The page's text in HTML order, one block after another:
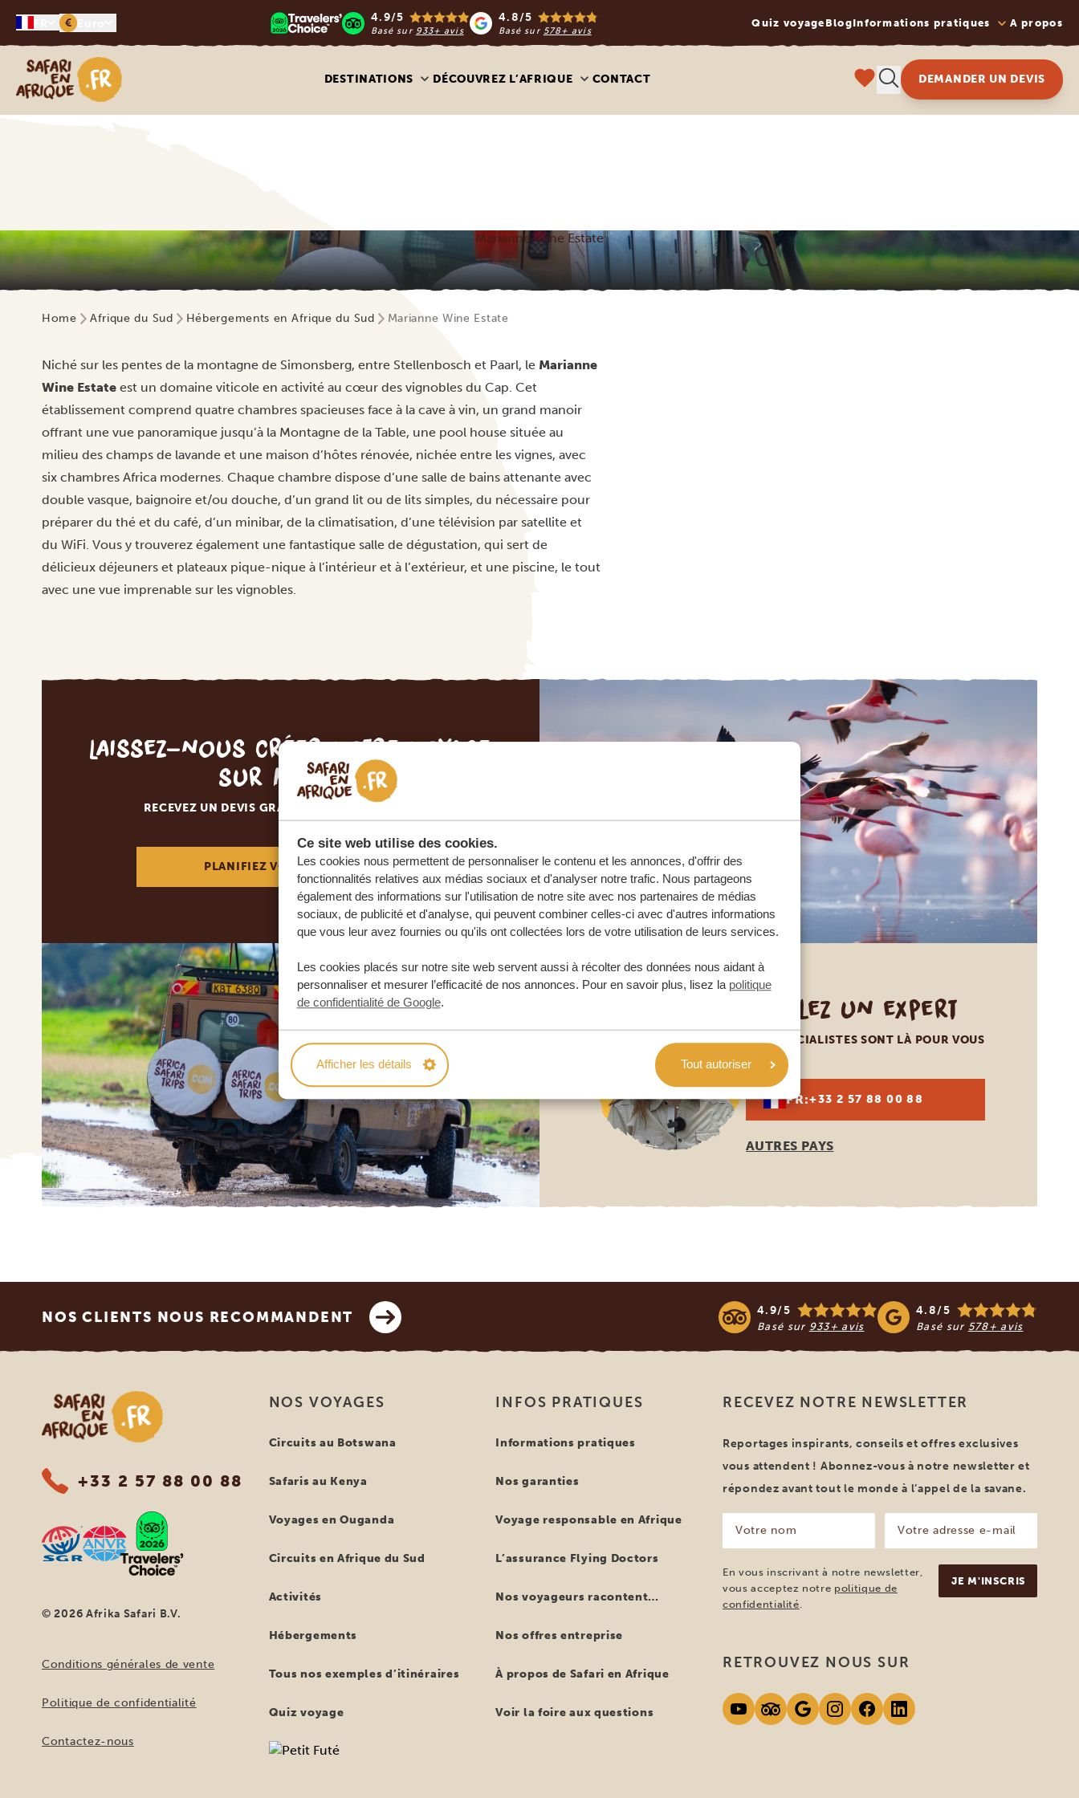
Ce site web utilise des cookies.
Les cookies nous permettent de personnaliser le contenu et les annonces, d'offrir des
fonctionnalités relatives aux médias sociaux et d'analyser notre trafic. Nous partageons
également des informations sur l'utilisation de notre site avec nos partenaires de médias
sociaux, de publicité et d'analyse, qui peuvent combiner celles-ci avec d'autres informations
que vous leur avez fournies ou qu'ils ont collectées lors de votre utilisation de leurs services.
Les cookies placés sur notre site web servent aussi à récolter des données nous aidant à
personnaliser et mesurer l’efficacité de nos annonces. Pour en savoir plus, lisez la politique
de confidentialité de Google.
Afficher les détails Tout autoriser
€ 4.9/5
Basé sur 933+ avis
4.8/5
Basé sur 578+ avis
Quiz voyage BlogInformations pratiques A propos
Safari en Afrique
DESTINATIONS DÉCOUVREZ L’AFRIQUE CONTACT DEMANDER UN DEVIS
Marianne Wine Estate
Home Afrique du Sud Hébergements en Afrique du Sud Marianne Wine Estate
Niché sur les pentes de la montagne de Simonsberg, entre Stellenbosch et Paarl, le Marianne
Wine Estate est un domaine viticole en activité au cœur des vignobles du Cap. Cet
établissement comprend quatre chambres spacieuses face à la cave à vin, un grand manoir
offrant une vue panoramique jusqu’à la Montagne de la Table, une pool house située au
milieu des champs de lavande et une maison d’hôtes rénovée, nichée entre les vignes, avec
six chambres Africa modernes. Chaque chambre dispose d’une salle de bains attenante avec
double vasque, baignoire et/ou douche, d’un grand lit ou de lits simples, du nécessaire pour
préparer du thé et du café, d’un minibar, de la climatisation, d’une télévision par satellite et
du WiFi. Vous y trouverez également une fantastique salle de dégustation, qui sert de
délicieux déjeuners et plateaux pique-nique à l’intérieur et à l’extérieur, et une piscine, le tout
avec une vue imprenable sur les vignobles.
Laissez-nous créer votre voyage
sur mesure
RECEVEZ UN DEVIS GRATUIT, SANS ENGAGEMENT
PLANIFIEZ VOTRE AVENTURE
Appelez un expert
NOS SPÉCIALISTES SONT LÀ POUR VOUS
FR:+33 2 57 88 00 88
AUTRES PAYS
NOS CLIENTS NOUS RECOMMANDENT 4.9/5
Basé sur 933+ avis
4.8/5
Basé sur 578+ avis
Safari en Afrique
+33 2 57 88 00 88
© 2026 Afrika Safari B.V.
Conditions générales de vente
Politique de confidentialité
Contactez-nous
NOS VOYAGES
Circuits au Botswana
Safaris au Kenya
Voyages en Ouganda
Circuits en Afrique du Sud
Activités
Hébergements
Tous nos exemples d’itinéraires
Quiz voyage
INFOS PRATIQUES
Informations pratiques
Nos garanties
Voyage responsable en Afrique
L’assurance Flying Doctors
Nos voyageurs racontent…
Nos offres entreprise
À propos de Safari en Afrique
Voir la foire aux questions
RECEVEZ NOTRE NEWSLETTER
Reportages inspirants, conseils et offres exclusives
vous attendent ! Abonnez-vous à notre newsletter et
répondez avant tout le monde à l’appel de la savane.
nom
(Nécessaire)
adresse
e-
mail
(Nécessaire)
En vous inscrivant à notre newsletter,
vous acceptez notre politique de
confidentialité.
RETROUVEZ NOUS SUR